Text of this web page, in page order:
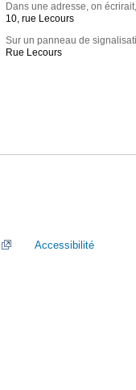
Dans une adresse, on
10, rue Lecours
Sur un panneau de
Rue Lecours
Accessibilité